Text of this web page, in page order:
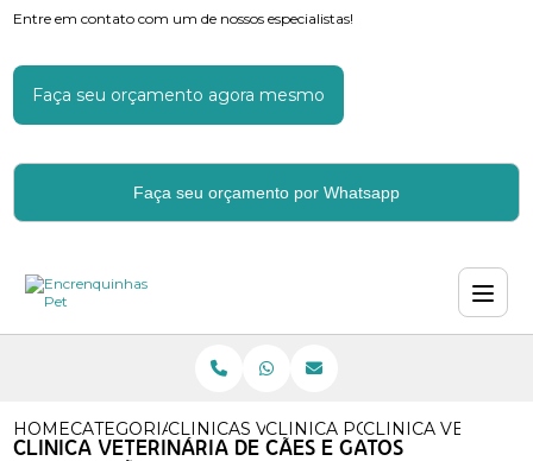
Entre em contato com um de nossos especialistas!
Faça seu orçamento agora mesmo
Faça seu orçamento por Whatsapp
HOMECATEGORIASCLINICAS VETERINARIAS
CLINICA POPULAR
CLINICA
CLINICA VETERINÁRIA DE CÃES E GATOS